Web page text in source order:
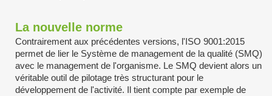
La nouvelle norme
Contrairement aux précédentes versions, l'ISO 9001:2015
permet de lier le Système de management de la qualité (SMQ)
avec le management de l'organisme. Le SMQ devient alors un
véritable outil de pilotage très structurant pour le
développement de l'activité. Il tient compte par exemple de